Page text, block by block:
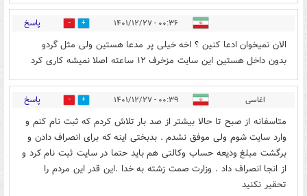
۰۰:۳۶ - ۱۴۰۱/۱۲/۲۷ 0 پاسخ
الان نمیخوان ادعا کنین ؟ اخه خیلی پر مدعا هستین ولی مثل گردو
بدون داخل هستین این سایت مزخرف ۱۲ ساعته اصلا نمیشه کاری کرد
اغاسی ۰۰:۳۹ - ۱۴۰۱/۱۲/۲۷ 0 پاسخ
متاسفانه از صبح تا حالا بیشتر از صد بار تلاش کردم که ثبت نام کنم و
وارد سایت شوم ولی موفق نشدم . بدبختی اینه که برای انصراف دادن و
برگشت مبلغ ودیعه حساب وکالتی هم باید حتما در سایت ثبت نام کرد و
از انجا انصراف داد . وزارت صمت زشته به خدا .این قدر این مردم را
تحقیر نکنید